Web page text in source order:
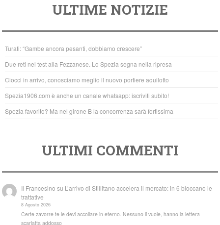
e
b
o
o
k
er
at
s
A
p
p
ULTIME NOTIZIE
Turati: “Gambe ancora pesanti, dobbiamo crescere”
Due reti nel test alla Fezzanese. Lo Spezia segna nella ripresa
Ciocci in arrivo, conosciamo meglio il nuovo portiere aquilotto
Spezia1906.com è anche un canale whatsapp: iscriviti subito!
Spezia favorito? Ma nel girone B la concorrenza sarà fortissima
ULTIMI COMMENTI
Il Francesino su L’arrivo di Stillitano accelera il mercato: in 6 bloccano le
trattative
8 Agosto 2026
Certe zavorre te le devi accollare in eterno. Nessuno li vuole, hanno la lettera
scarlatta addosso